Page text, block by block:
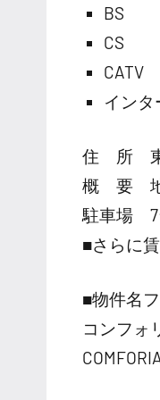
BS
CS
CATV
インタ
住 所 東
概 要 地
駐車場 7
■さらに
■物件名
コンフォ